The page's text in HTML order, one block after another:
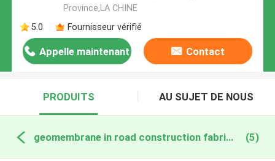
Province,LA CHINE
5.0
Fournisseur vérifié
Appelle maintenant Contact
PRODUITS AU SUJET DE NOUS
geomembrane in road construction fabrication en ligne (5)